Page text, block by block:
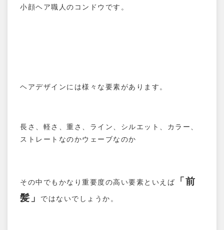
小顔ヘア職人のコンドウです。
ヘアデザインには様々な要素があります。
長さ、軽さ、重さ、ライン、シルエット、カラー、
ストレートなのかウェーブなのか
その中でもかなり重要度の高い要素といえば
「前
髪」
ではないでしょうか。